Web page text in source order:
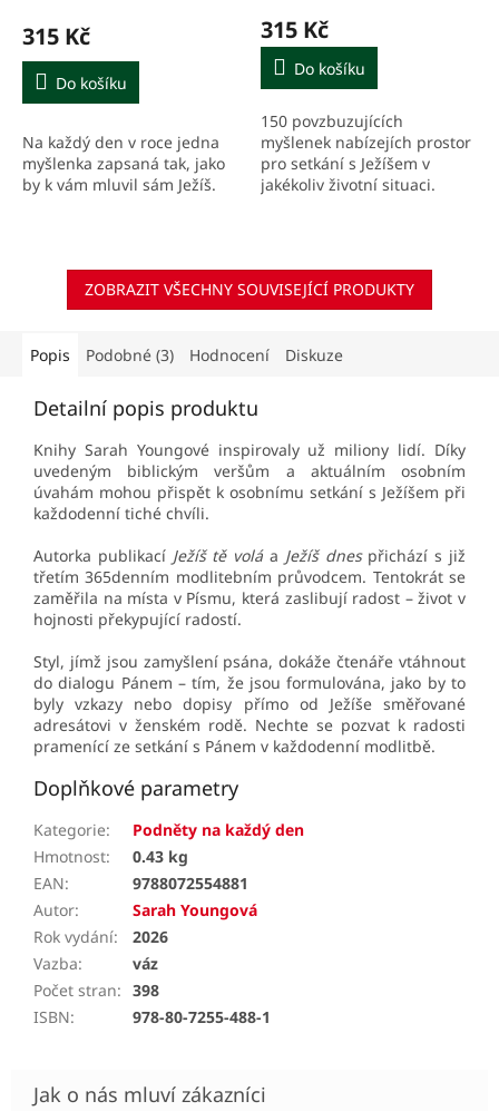
produktu
je
5,0
z
hvězdiček.
315 Kč
Do košíku
Na každý den v roce jedna
myšlenka zapsaná tak, jako
by k vám mluvil sám Ježíš.
hodnocení
produktu
3,0
5
hvězdiček.
315 Kč
Do košíku
150 povzbuzujících
myšlenek nabízejích prostor
pro setkání s Ježíšem v
jakékoliv životní situaci.
ZOBRAZIT VŠECHNY SOUVISEJÍCÍ PRODUKTY
Popis Podobné (3) Hodnocení Diskuze
Detailní popis produktu
Knihy Sarah Youngové inspirovaly už miliony lidí. Díky
uvedeným biblickým veršům a aktuálním osobním
úvahám mohou přispět k osobnímu setkání s Ježíšem při
každodenní tiché chvíli.
Autorka publikací Ježíš tě voláa Ježíš dnespřichází s již
třetím 365denním modlitebním průvodcem. Tentokrát se
zaměřila na místa v Písmu, která zaslibují radost – život v
hojnosti překypující radostí.
Styl, jímž jsou zamyšlení psána, dokáže čtenáře vtáhnout
do dialogu Pánem – tím, že jsou formulována, jako by to
byly vzkazy nebo dopisy přímo od Ježíše směřované
adresátovi v ženském rodě. Nechte se pozvat k radosti
pramenící ze setkání s Pánem v každodenní modlitbě.
Doplňkové parametry
Kategorie:
Podněty na každý den
Hmotnost:
0.43 kg
EAN:
9788072554881
Autor:
Sarah Youngová
Rok vydání:
2026
Vazba:
váz
Počet stran: 398
ISBN: 978-80-7255-488-1